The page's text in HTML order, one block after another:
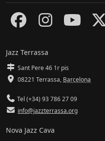
Jazz Terrassa
Sant Pere 46 1r pis
08221 Terrassa, Barcelona
Tel (+34) 93 786 27 09
info@jazzterrassa.org
Nova Jazz Cava